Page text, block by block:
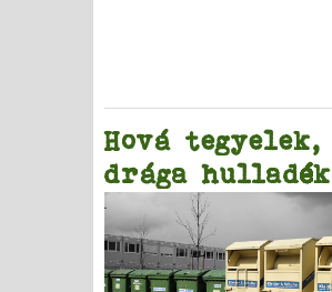
Hová tegyelek,
drága